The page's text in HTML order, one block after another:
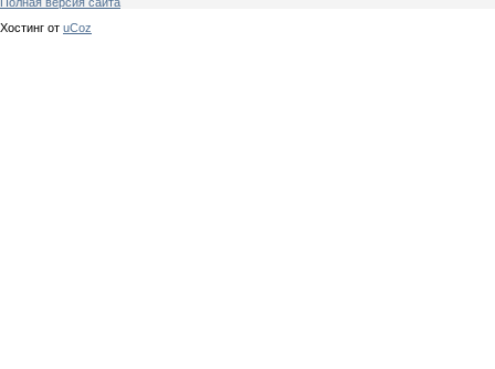
Хостинг от uCoz